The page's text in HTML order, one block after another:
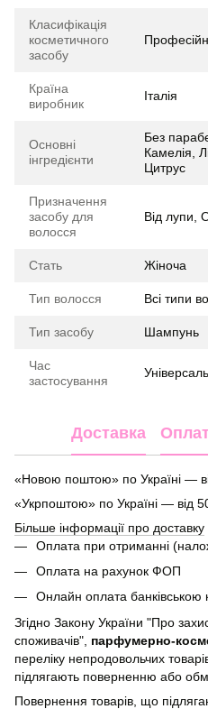
Класифікація
косметичного
засобу
Країна
виробник
Італія
Основні
інгредієнти
Без
Камелія,
Цитрус
Призначення
засобу для
волосся
Від лупи,
Стать Жіноча
Тип волосся Всі типи
Тип засобу Шампунь
Час
застосування
Доставка
«Новою поштою» по Україні —
«Укрпоштою» по Україні — від
Більше інформації про доставку
Оплата при отриманні
Оплата на рахунок ФОП
Онлайн оплата банківською
Згідно Закону України "Про
споживачів", парфумерно-
переліку непродовольчих
підлягають поверненню або
Повернення товарів, що